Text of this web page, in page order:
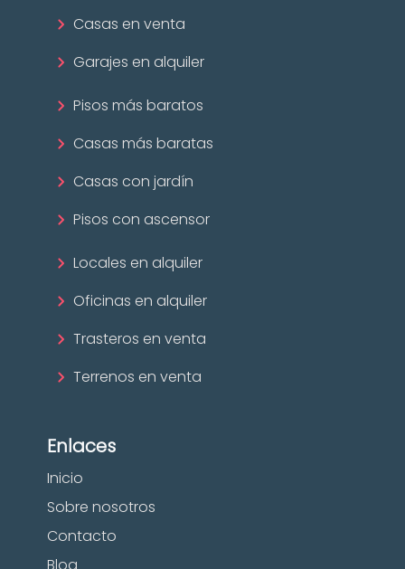
Casas en venta
Garajes en alquiler
Pisos más baratos
Casas más baratas
Casas con jardín
Pisos con ascensor
Locales en alquiler
Oficinas en alquiler
Trasteros en venta
Terrenos en venta
Enlaces
Inicio
Sobre nosotros
Contacto